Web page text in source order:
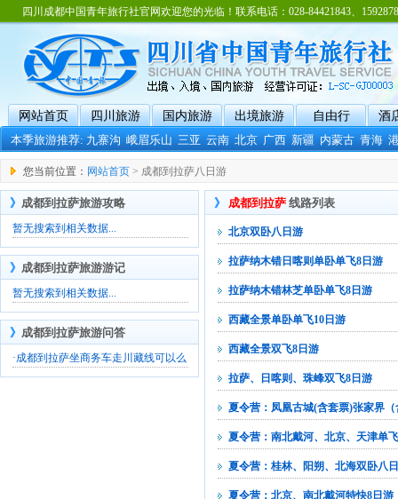
四川成都中国青年旅行社官网欢迎您的光临！联系电话：028-84421843、
网站首页 四川旅游 国内旅游 出境旅游 自由行
酒
本季旅游推荐:九寨沟 峨眉乐山 三亚 云南 北京 广西 新疆 内蒙古 青海
您当前位置： 网站首页 > 成都到拉萨八日游
》 成都到拉萨旅游攻略
暂无搜索到相关数据...
》 成都到拉萨旅游游记
暂无搜索到相关数据...
》 成都到拉萨旅游问答
·成都到拉萨坐商务车走川藏线可以么
》 成都到拉萨 线路列表
北京双卧八日游
拉萨纳木错日喀则单卧单飞8日游
拉萨纳木错林芝单卧单飞8日游
西藏全景单卧单飞10日游
西藏全景双飞8日游
拉萨、日喀则、珠峰双飞8日游
夏令营：凤凰古城(含套票)张家界
夏令营：南北戴河、北京、天津单
夏令营：桂林、阳朔、北海双卧八
夏令营：北京、南北戴河特快8日游